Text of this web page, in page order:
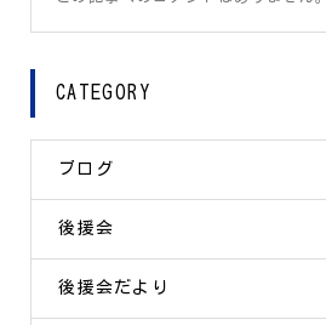
CATEGORY
ブログ
後援会
後援会だより